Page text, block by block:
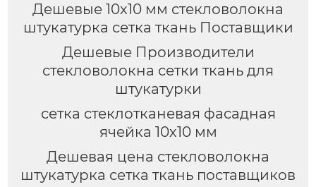
Дешевые 10x10 мм стекловолокна
штукатурка сетка ткань Поставщики
Дешевые Производители
стекловолокна сетки ткань для
штукатурки
сетка стеклотканевая фасадная
ячейка 10х10 мм
Дешевая цена стекловолокна
штукатурка сетка ткань поставщиков